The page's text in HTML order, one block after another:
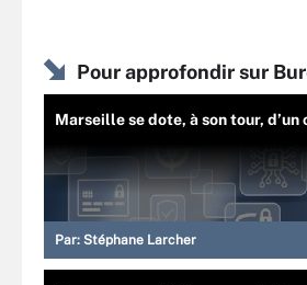
Pour approfondir sur
Marseille se dote, à son tour,
Par: Stéphane Larcher